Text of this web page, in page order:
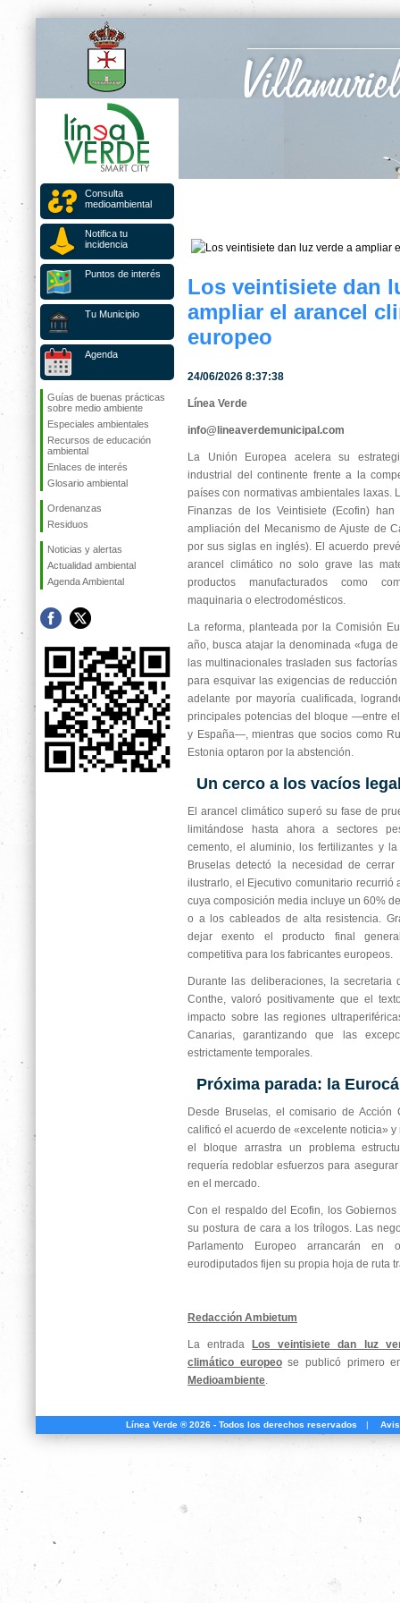
Consulta
medioambiental
Notifica tu
incidencia
Puntos de interés
Tu Municipio
Agenda
Guías de buenas prácticas
sobre medio ambiente
Especiales ambientales
Recursos de educación
ambiental
Enlaces de interés
Glosario ambiental
Ordenanzas
Residuos
Noticias y alertas
Actualidad ambiental
Agenda Ambiental
Los veintisiete dan
ampliar el arancel
europeo
24/06/2026 8:37:38
Línea Verde
info@lineaverdemunicipal.com
La Unión Europea acelera su
industrial del continente frente a la
países con normativas ambientales laxas.
Finanzas de los Veintisiete (Ecofin)
ampliación del Mecanismo de Ajuste de
por sus siglas en inglés). El acuerdo
arancel climático no solo grave las
productos manufacturados como
maquinaria o electrodomésticos.
La reforma, planteada por la Comisión
año, busca atajar la denominada «fuga
las multinacionales trasladen sus
para esquivar las exigencias de
adelante por mayoría cualificada,
principales potencias del bloque —entre
y España—, mientras que socios como
Estonia optaron por la abstención.
Un cerco a los vacíos
El arancel climático superó su fase de
limitándose hasta ahora a sectores
cemento, el aluminio, los fertilizantes y
Bruselas detectó la necesidad de cerrar
ilustrarlo, el Ejecutivo comunitario recurrió
cuya composición media incluye un 60%
o a los cableados de alta resistencia.
dejar exento el producto final
competitiva para los fabricantes europeos.
Durante las deliberaciones, la secretaria
Conthe, valoró positivamente que el
impacto sobre las regiones
Canarias, garantizando que las
estrictamente temporales.
Próxima parada: la
Desde Bruselas, el comisario de Acción
calificó el acuerdo de «excelente noticia»
el bloque arrastra un problema
requería redoblar esfuerzos para
en el mercado.
Con el respaldo del Ecofin, los
su postura de cara a los trílogos. Las
Parlamento Europeo arrancarán
eurodiputados fijen su propia hoja de ruta
Redacción Ambietum
La entrada
Los veintisiete dan luz
climático europeose publicó primero
Medioambiente.
Línea Verde ® 2026 - Todos los derechos reservados |